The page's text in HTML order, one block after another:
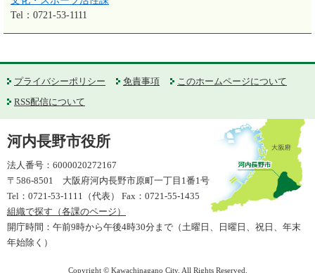
Tel：0721-53-1111
プライバシーポリシー 免責事項
このホームページについて
RSS配信について
河内長野市役所
法人番号：6000020272167
〒586-8501 大阪府河内長野市原町一丁目1番1号
Tel：0721-53-1111（代表） Fax：0721-55-1435
組織で探す（各課のページ）
開庁時間：午前9時から午後4時30分まで（土曜日、日曜日、祝日、年末
年始除く）
Copyright © Kawachinagano City. All Rights Reserved.